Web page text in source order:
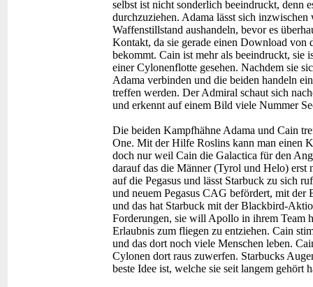
selbst ist nicht sonderlich beeindruckt, denn
durchzuziehen. Adama lässt sich
Waffenstillstand aushandeln, bevor es
Kontakt, da sie gerade einen Download
bekommt. Cain ist mehr als beeindruckt, sie
einer Cylonenflotte gesehen. Nachdem sie
Adama verbinden und die beiden handeln
treffen werden. Der Admiral schaut sich
und erkennt auf einem Bild viele Nummer
Die beiden Kampfhähne Adama und Cain
One. Mit der Hilfe Roslins kann man einen
doch nur weil Cain die Galactica für den
darauf das die Männer (Tyrol und Helo) erst
auf die Pegasus und lässt Starbuck zu sich
und neuem Pegasus CAG befördert, mit der
und das hat Starbuck mit der Blackbird-
Forderungen, sie will Apollo in ihrem Team
Erlaubnis zum fliegen zu entziehen. Cain
und das dort noch viele Menschen leben.
Cylonen dort raus zuwerfen. Starbucks
beste Idee ist, welche sie seit langem gehört